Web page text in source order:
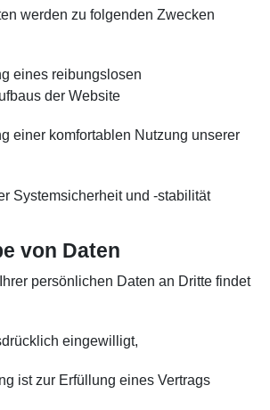
werden zu folgenden Zwecken
eines reibungslosen
der Website
einer komfortablen Nutzung unserer
Systemsicherheit und -stabilität
von Daten
persönlichen Daten an Dritte findet
eingewilligt,
ist zur Erfüllung eines Vertrags